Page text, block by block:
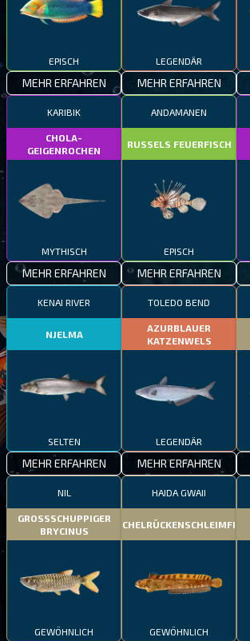
EPISCH
MEHR ERFAHREN
LEGENDÄR
MEHR ERFAHREN
KARIBIK
CHOLA-
GEIGENROCHEN
MYTHISCH
MEHR ERFAHREN
ANDAMANEN
RUSSELS FEUERFISCH
EPISCH
MEHR ERFAHREN
KENAI RIVER
NJELMA
SELTEN
MEHR ERFAHREN
TOLEDO BEND
AZURBLAUER
KATZENWELS
LEGENDÄR
MEHR ERFAHREN
NIL
GROSSSCHUPPIGER
BRYCINUS
GEWÖHNLICH
HAIDA GWAII
STACHELRÜCKENSCHLEIMFISCH
GEWÖHNLICH